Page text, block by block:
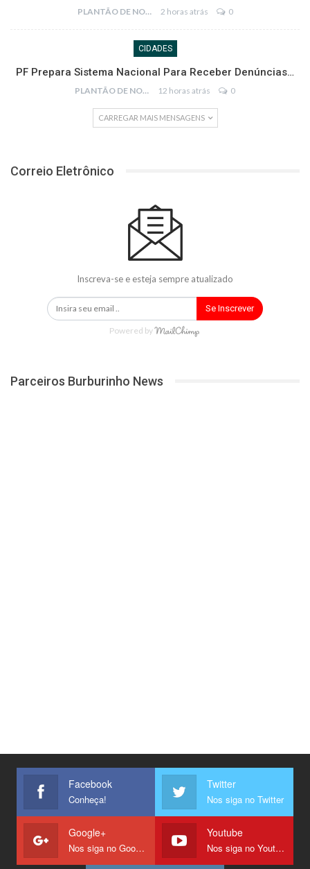
PLANTÃO DE NOTÍCIAS 2 horas atrás 0
CIDADES
PF Prepara Sistema Nacional Para Receber Denúncias…
PLANTÃO DE NOTÍCIAS 12 horas atrás 0
CARREGAR MAIS MENSAGENS
Correio Eletrônico
Inscreva-se e esteja sempre atualizado
Se Inscrever
Powered by
Parceiros Burburinho News
Facebook
Conheça!
Twitter
Nos siga no Twitter
Google+
Nos siga no Google +
Youtube
Nos siga no Youtube